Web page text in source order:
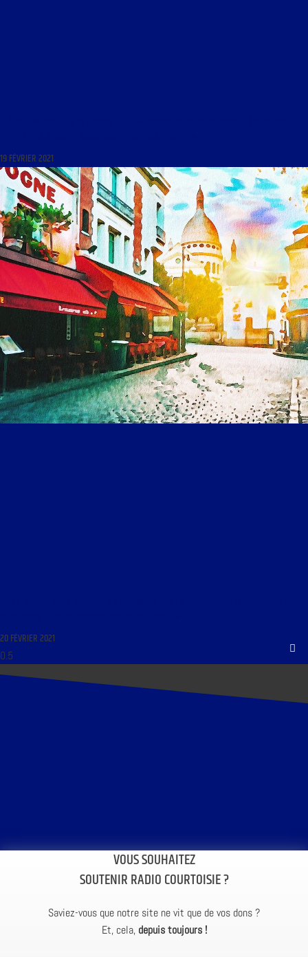
19 FÉVRIER 2021
20 FÉVRIER 2021
VOUS SOUHAITEZ
SOUTENIR RADIO COURTOISIE ?
Saviez-vous que notre site ne vit que de vos dons ?
Et, cela, depuis toujours !